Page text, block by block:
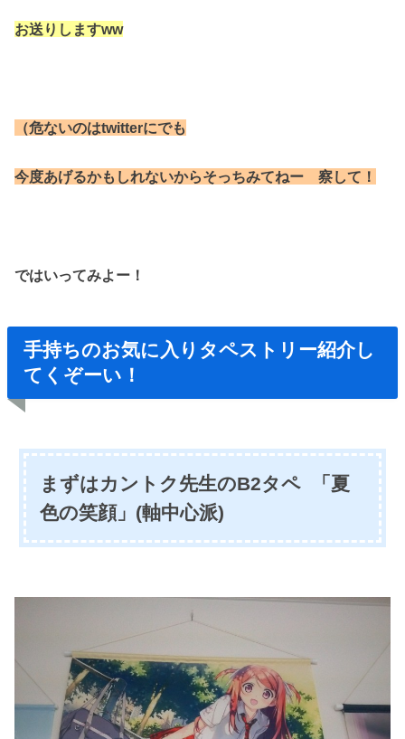
お送りしますww
（危ないのはtwitterにでも
今度あげるかもしれないからそっちみてねー 察して！
ではいってみよー！
手持ちのお気に入りタペストリー紹介し
てくぞーい！
まずはカントク先生のB2タペ
「夏
色の笑顔」(軸中心派)